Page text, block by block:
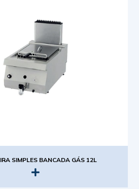
SIMPLES BANCADA GÁS 12L